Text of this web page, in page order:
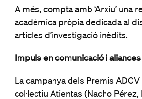
A més, compta amb ‘Arxiu’ una
acadèmica pròpia dedicada al
articles d’investigació inèdits.
Impuls en comunicació i aliances
La campanya dels Premis ADCV
col·lectiu Atientas (Nacho Pérez,